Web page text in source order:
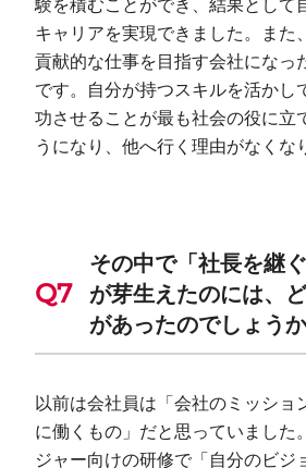
験を積むことができ、結果として
キャリアを実現できました。また
貢献的な仕事を目指す会社になっ
です。自分が持つスキルを活かし
功させることが最も社会の役に立
うになり、他へ行く理由がなくな
その中で「社長を継
が芽生えたのには、
があったのでしょう
以前は会社員は「会社のミッショ
に働くもの」だと思っていました
ジャー向けの研修で「自分のビジ